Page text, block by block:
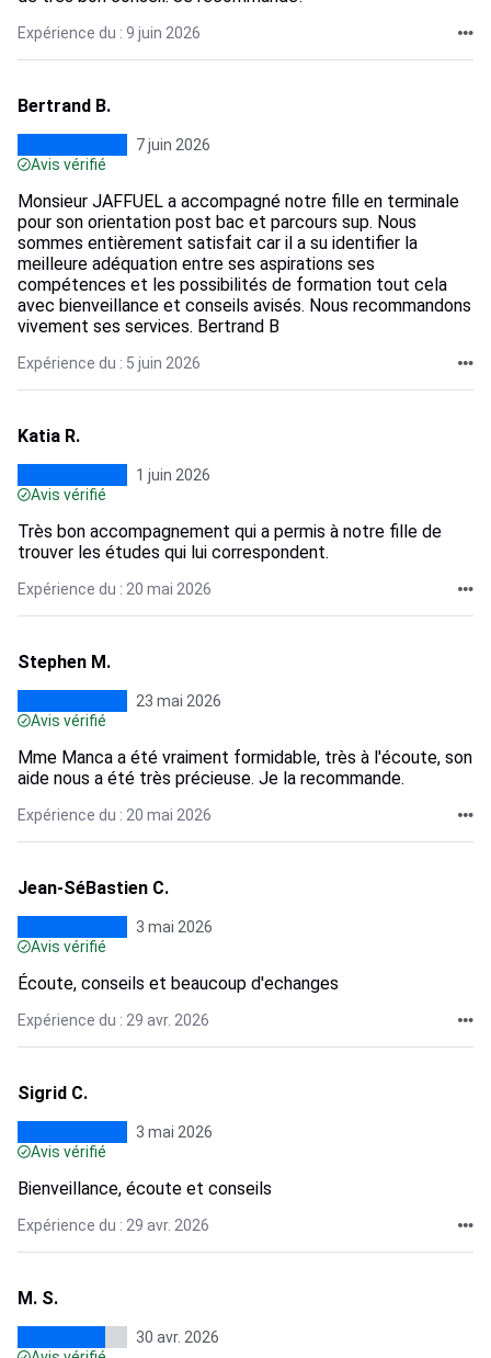
Expérience du : 9 juin 2026
Bertrand B.
7 juin 2026
Avis vérifié
Monsieur JAFFUEL a accompagné notre fille en terminale
pour son orientation post bac et parcours sup. Nous
sommes entièrement satisfait car il a su identifier la
meilleure adéquation entre ses aspirations ses
compétences et les possibilités de formation tout cela
avec bienveillance et conseils avisés. Nous recommandons
vivement ses services. Bertrand B
Expérience du : 5 juin 2026
Katia R.
1 juin 2026
Avis vérifié
Très bon accompagnement qui a permis à notre fille de
trouver les études qui lui correspondent.
Expérience du : 20 mai 2026
Stephen M.
23 mai 2026
Avis vérifié
Mme Manca a été vraiment formidable, très à l'écoute, son
aide nous a été très précieuse. Je la recommande.
Expérience du : 20 mai 2026
Jean-SéBastien C.
3 mai 2026
Avis vérifié
Écoute, conseils et beaucoup d'echanges
Expérience du : 29 avr. 2026
Sigrid C.
3 mai 2026
Avis vérifié
Bienveillance, écoute et conseils
Expérience du : 29 avr. 2026
M. S.
30 avr. 2026